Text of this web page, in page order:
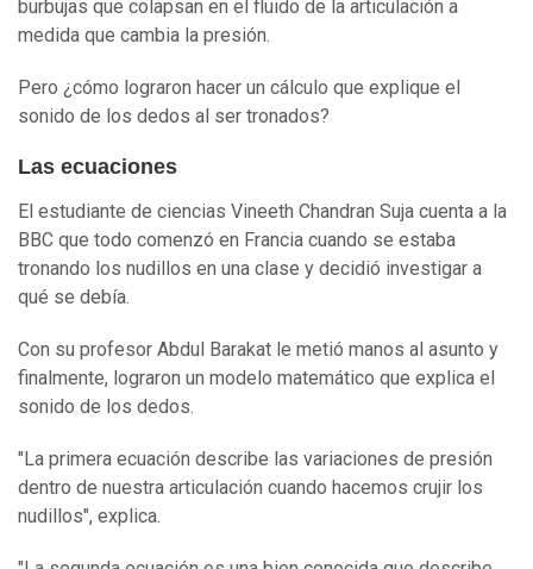
burbujas que colapsan en el fluido de la articulación a
medida que cambia la presión.
Pero ¿cómo lograron hacer un cálculo que explique el
sonido de los dedos al ser tronados?
Las ecuaciones
El estudiante de ciencias Vineeth Chandran Suja cuenta a la
BBC que todo comenzó en Francia cuando se estaba
tronando los nudillos en una clase y decidió investigar a
qué se debía.
Con su profesor Abdul Barakat le metió manos al asunto y
finalmente, lograron un modelo matemático que explica el
sonido de los dedos.
"La primera ecuación describe las variaciones de presión
dentro de nuestra articulación cuando hacemos crujir los
nudillos", explica.